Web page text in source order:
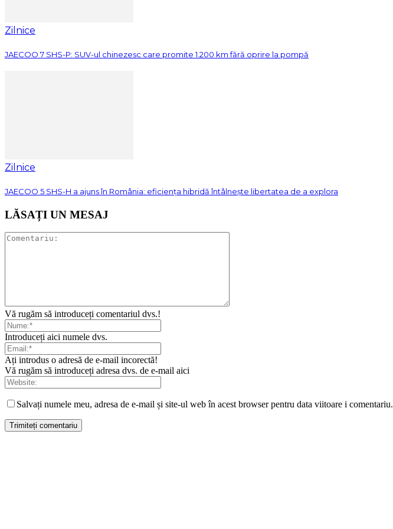
Zilnice
JAECOO 7 SHS-P: SUV-ul chinezesc care promite 1.200 km fără oprire la pompă
Zilnice
JAECOO 5 SHS-H a ajuns în România: eficiența hibridă întâlnește libertatea de a explora
LĂSAȚI UN MESAJ
Vă rugăm să introduceți comentariul dvs.!
Introduceți aici numele dvs.
Ați introdus o adresă de e-mail incorectă!
Vă rugăm să introduceți adresa dvs. de e-mail aici
Salvați numele meu, adresa de e-mail și site-ul web în acest browser pentru data viitoare i comentariu.